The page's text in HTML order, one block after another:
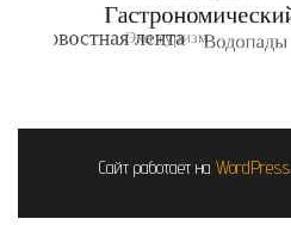
Сайт работает на WordPress